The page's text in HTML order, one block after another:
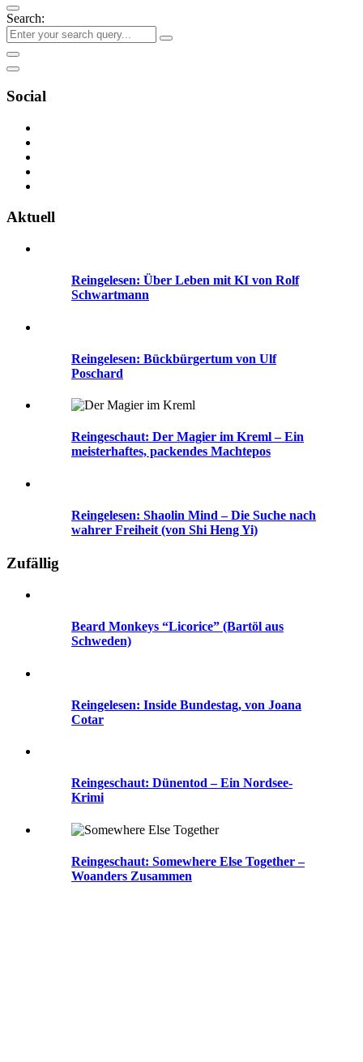
Search:
Social
Aktuell
Reingelesen: Über Leben mit KI von Rolf
Schwartmann
Reingelesen: Bückbürgertum von Ulf
Poschard
Reingeschaut: Der Magier im Kreml – Ein
meisterhaftes, packendes Machtepos
Reingelesen: Shaolin Mind – Die Suche nach
wahrer Freiheit (von Shi Heng Yi)
Zufällig
Beard Monkeys “Licorice” (Bartöl aus
Schweden)
Reingelesen: Inside Bundestag, von Joana
Cotar
Reingeschaut: Dünentod – Ein Nordsee-
Krimi
Reingeschaut: Somewhere Else Together –
Woanders Zusammen